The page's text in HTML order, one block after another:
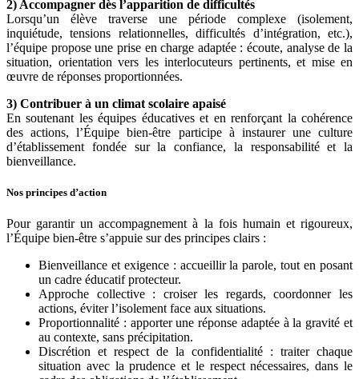
2) Accompagner dès l’apparition de difficultés
Lorsqu’un élève traverse une période complexe (isolement,
inquiétude, tensions relationnelles, difficultés d’intégration, etc.),
l’équipe propose une prise en charge adaptée : écoute, analyse de la
situation, orientation vers les interlocuteurs pertinents, et mise en
œuvre de réponses proportionnées.
3) Contribuer à un climat scolaire apaisé
En soutenant les équipes éducatives et en renforçant la cohérence
des actions, l’Équipe bien-être participe à instaurer une culture
d’établissement fondée sur la confiance, la responsabilité et la
bienveillance.
Nos principes d’action
Pour garantir un accompagnement à la fois humain et rigoureux,
l’Équipe bien-être s’appuie sur des principes clairs :
Bienveillance et exigence : accueillir la parole, tout en posant
un cadre éducatif protecteur.
Approche collective : croiser les regards, coordonner les
actions, éviter l’isolement face aux situations.
Proportionnalité : apporter une réponse adaptée à la gravité et
au contexte, sans précipitation.
Discrétion et respect de la confidentialité : traiter chaque
situation avec la prudence et le respect nécessaires, dans le